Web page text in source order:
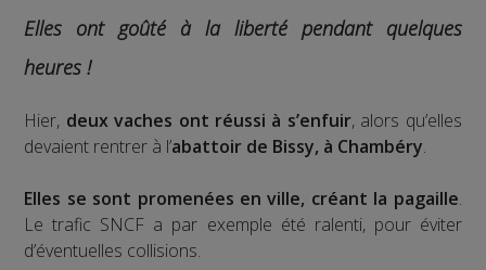
Elles ont goûté à la liberté pendant quelques
heures !
Hier, deux vaches ont réussi à s’enfuir, alors qu’elles
devaient rentrer à l’abattoir de Bissy, à Chambéry.
Elles se sont promenées en ville, créant la pagaille.
Le trafic SNCF a par exemple été ralenti, pour éviter
d’éventuelles collisions.